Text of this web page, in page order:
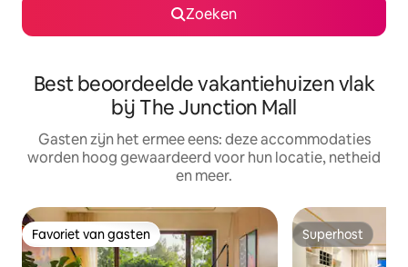
Zoeken
Best beoordeelde vakantiehuizen vlak
bij The Junction Mall
Gasten zijn het ermee eens: deze accommodaties
worden hoog gewaardeerd voor hun locatie, netheid
en meer.
Favoriet van gasten
Favoriet van gasten Superhost
Superhost